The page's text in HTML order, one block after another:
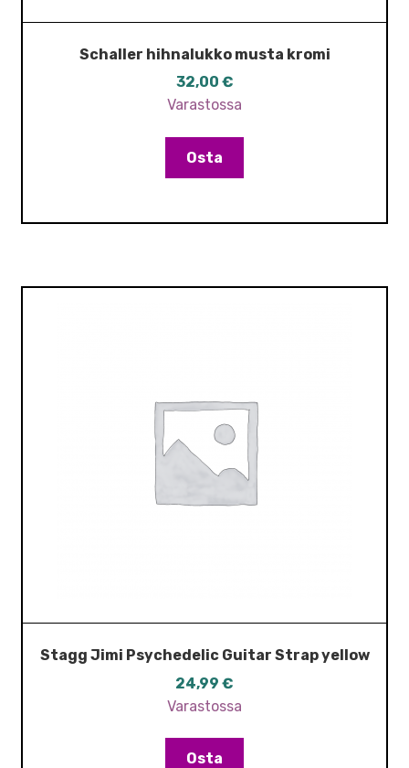
Schaller hihnalukko musta kromi
32,00 €
Varastossa
Osta
Stagg Jimi Psychedelic Guitar Strap yellow
24,99 €
Varastossa
Osta